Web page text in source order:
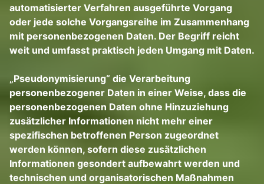
automatisierter Verfahren ausgeführte Vorgang
oder jede solche Vorgangsreihe im Zusammenhang
mit personenbezogenen Daten. Der Begriff reicht
weit und umfasst praktisch jeden Umgang mit Daten.
„Pseudonymisierung“ die Verarbeitung
personenbezogener Daten in einer Weise, dass die
personenbezogenen Daten ohne Hinzuziehung
zusätzlicher Informationen nicht mehr einer
spezifischen betroffenen Person zugeordnet
werden können, sofern diese zusätzlichen
Informationen gesondert aufbewahrt werden und
technischen und organisatorischen Maßnahmen